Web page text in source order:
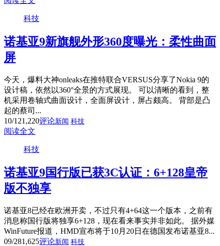
科技
诺基亚9新旗舰外形360度曝光：柔性曲面
屏
今天，爆料大神onleaks在推特联合VERSUS分享了Nokia 9的
设计稿，依然以360°全景的方式展现。 可以清晰的看到，整
机采用卷轴式曲面设计，全面屏设计，屏占颇高。 背部是凸
起的蔡司...
10/121,220评论新闻 科技
阅读全文
科技
诺基亚9国行版已获3C认证：6+128皇帝
版不独享
诺基亚8已经在欧洲开卖，不过只有4+64这一个版本，之前有
消息称国行版将独享6+128，现在看来事实并非如此。 据外媒
WinFuture报道，HMD宣布将于10月20日在德国发布诺基亚8...
09/281,625评论新闻 科技